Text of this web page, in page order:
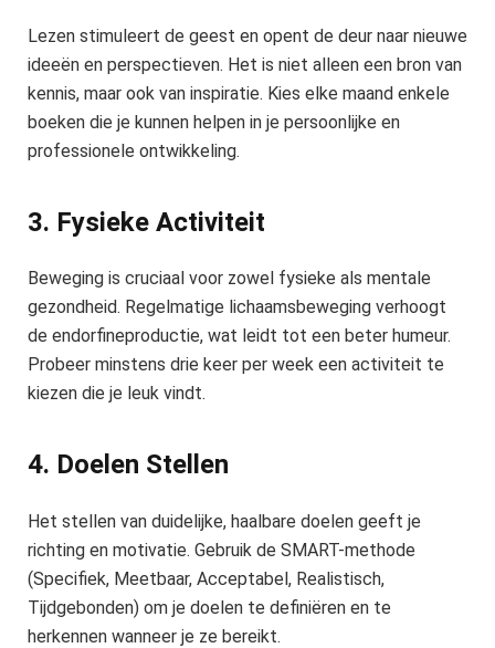
Lezen stimuleert de geest en opent de deur naar nieuwe
ideeën en perspectieven. Het is niet alleen een bron van
kennis, maar ook van inspiratie. Kies elke maand enkele
boeken die je kunnen helpen in je persoonlijke en
professionele ontwikkeling.
3. Fysieke Activiteit
Beweging is cruciaal voor zowel fysieke als mentale
gezondheid. Regelmatige lichaamsbeweging verhoogt
de endorfineproductie, wat leidt tot een beter humeur.
Probeer minstens drie keer per week een activiteit te
kiezen die je leuk vindt.
4. Doelen Stellen
Het stellen van duidelijke, haalbare doelen geeft je
richting en motivatie. Gebruik de SMART-methode
(Specifiek, Meetbaar, Acceptabel, Realistisch,
Tijdgebonden) om je doelen te definiëren en te
herkennen wanneer je ze bereikt.